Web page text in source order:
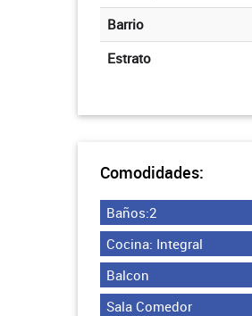
Barrio
Estrato
Comodidades:
Baños:2
Cocina: Integral
Balcon
Sala Comedor